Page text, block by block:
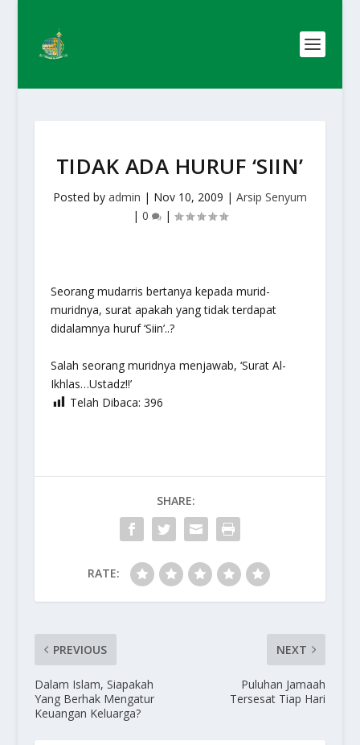
TIDAK ADA HURUF ‘SIIN’
Posted by admin | Nov 10, 2009 | Arsip Senyum
| 0 |
Seorang mudarris bertanya kepada murid-
muridnya, surat apakah yang tidak terdapat
didalamnya huruf ‘Siin’..?
Salah seorang muridnya menjawab, ‘Surat Al-
Ikhlas…Ustadz!!’
Telah Dibaca: 396
SHARE:
RATE:
PREVIOUS
Dalam Islam, Siapakah
Yang Berhak Mengatur
Keuangan Keluarga?
NEXT
Puluhan Jamaah
Tersesat Tiap Hari